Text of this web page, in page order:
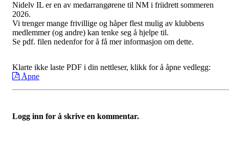
Nidelv IL er en av medarrangørene til NM i friidrett sommeren
2026.
Vi trenger mange frivillige og håper flest mulig av klubbens
medlemmer (og andre) kan tenke seg å hjelpe til.
Se pdf. filen nedenfor for å få mer informasjon om dette.
Klarte ikke laste PDF i din nettleser, klikk for å åpne vedlegg:
Åpne
Logg inn for å skrive en kommentar.